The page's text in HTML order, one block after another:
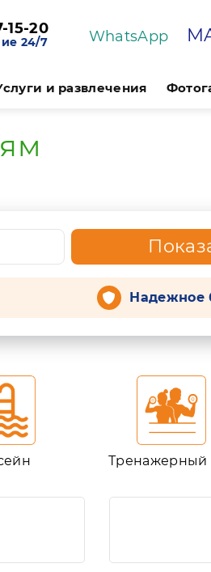
15-20
24/7 WhatsApp
и развлечения
Надежное
Тренажерный